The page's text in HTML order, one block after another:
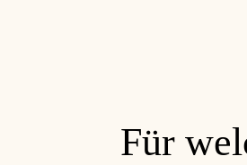
Für